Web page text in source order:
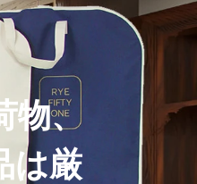
ガー
に受